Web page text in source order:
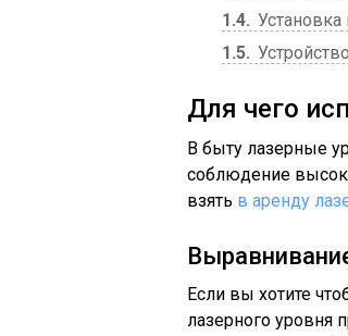
1.4
1.5
Для чего
В быту лазерные
соблюдение
взять в аренду
Если вы хотите
лазерного уровня